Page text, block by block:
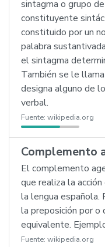
sintagma o grupo
constituyente
constituido por un
palabra
el sintagma
También se le
designa alguno de
verbal.
Fuente: wikipedia.org
Complemento
El complemento
que realiza la
la lengua española.
la preposición por o
equivalente.
Fuente: wikipedia.org